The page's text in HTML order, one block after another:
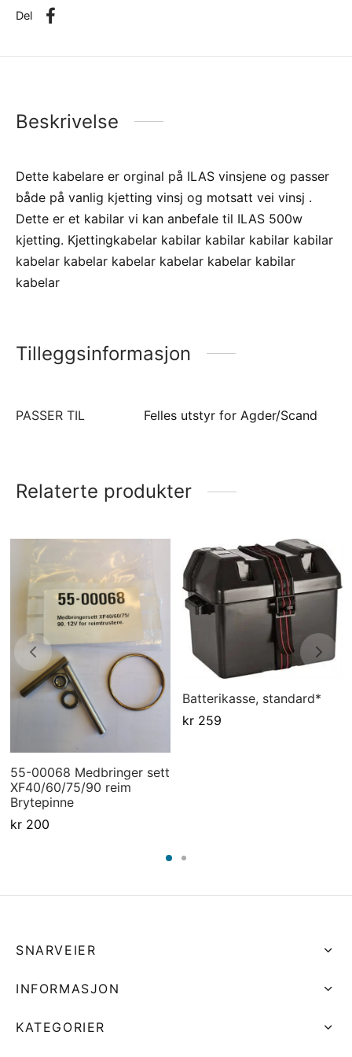
Del
Beskrivelse
Dette kabelare er orginal på ILAS vinsjene og passer
både på vanlig kjetting vinsj og motsatt vei vinsj .
Dette er et kabilar vi kan anbefale til ILAS 500w
kjetting. Kjettingkabelar kabilar kabilar kabilar kabilar
kabelar kabelar kabelar kabelar kabelar kabilar
kabelar
Tilleggsinformasjon
PASSER TIL Felles utstyr for Agder/Scand
Relaterte produkter
55-00068 Medbringer sett
XF40/60/75/90 reim
Brytepinne
kr200
Batterikasse, standard*
kr259
SNARVEIER
INFORMASJON
KATEGORIER